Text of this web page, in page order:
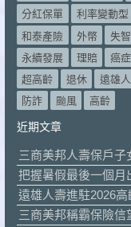
分紅保單
利率變動型
和泰產險
外幣 失智
永續發展
理賠 癌症
超高齡
退休 遠雄
防詐
颱風 高齡
近期文章
三商美邦人壽保戶
把握暑假最後一個月
遠雄人壽進駐2026
三商美邦稱霸保險信